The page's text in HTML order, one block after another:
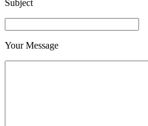
Subject
Your Message